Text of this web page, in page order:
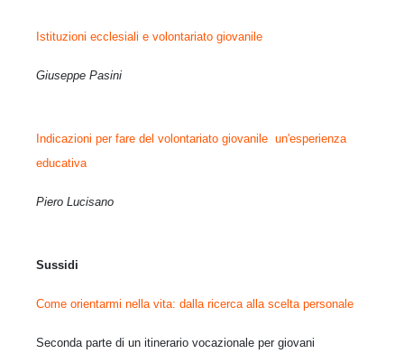
Istituzioni ecclesiali e volontariato giovanile
Giuseppe Pasini
Indicazioni per fare del volontariato giovanile un'esperienza
educativa
Piero Lucisano
Sussidi
Come orientarmi nella vita: dalla ricerca alla scelta personale
Seconda parte di un itinerario vocazionale per giovani